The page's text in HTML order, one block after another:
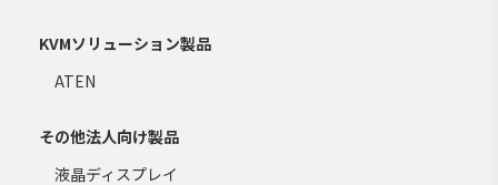
KVMソリューション製品
ATEN
その他法人向け製品
液晶ディスプレイ